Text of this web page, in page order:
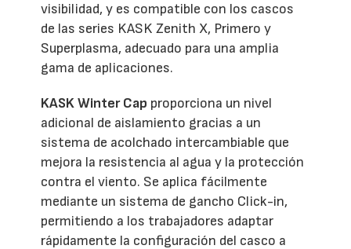
visibilidad, y es compatible con los cascos
de las series KASK Zenith X, Primero y
Superplasma, adecuado para una amplia
gama de aplicaciones.
KASK Winter Cap proporciona un nivel
adicional de aislamiento gracias a un
sistema de acolchado intercambiable que
mejora la resistencia al agua y la protección
contra el viento. Se aplica fácilmente
mediante un sistema de gancho Click-in,
permitiendo a los trabajadores adaptar
rápidamente la configuración del casco a